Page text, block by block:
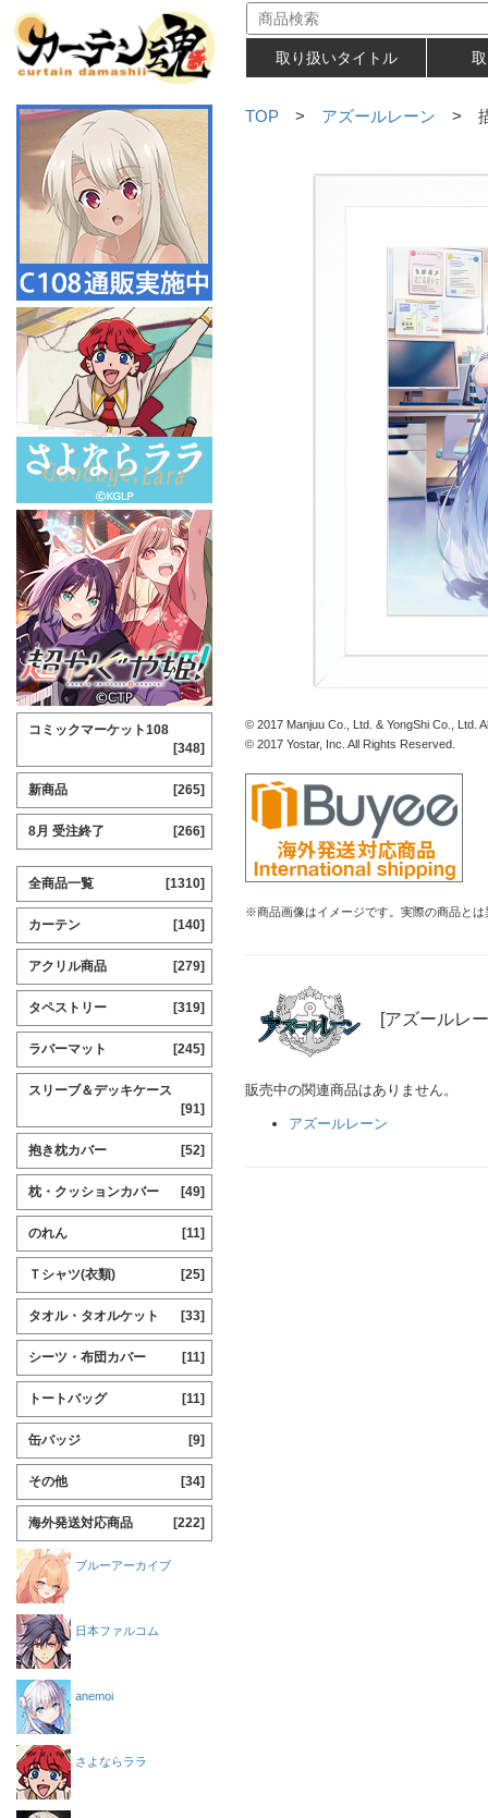
取り扱いタイトル
TOP > アズールレーン > 描
© 2017 Manjuu Co., Ltd. & YongShi Co., Ltd.
© 2017 Yostar, Inc. All Rights Reserved.
※商品画像はイメージです。実際の商品と
[アズールレ
販売中の関連商品はありません。
アズールレーン
コミックマーケット108
[348]
新商品 [265]
8月 受注終了 [266]
全商品一覧 [1310]
カーテン [140]
アクリル商品 [279]
タペストリー [319]
ラバーマット [245]
スリーブ＆デッキケース
[91]
抱き枕カバー [52]
枕・クッションカバー [49]
のれん [11]
Ｔシャツ(衣類) [25]
タオル・タオルケット [33]
シーツ・布団カバー [11]
トートバッグ [11]
缶バッジ [9]
その他 [34]
海外発送対応商品 [222]
ブルーアーカイブ
日本ファルコム
anemoi
さよならララ